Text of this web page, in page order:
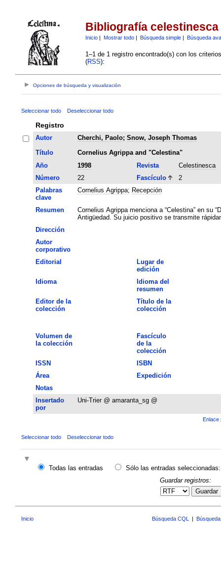
Bibliografía celestinesca
Inicio| Mostrar todo| Búsqueda simple| Búsqueda
1–1 de 1 registro encontrado(s) con los
(RSS):
Opciones de búsqueda y visualización
Seleccionar todo Deseleccionar todo
Registro
Autor Cherchi, Paolo; Snow, Joseph Thomas
Título
Cornelius Agrippa and "Celestina"
Año
1998 Revista
Celestinesca
Número
22 Fascículo
2
Palabras
clave
Cornelius Agrippa; Recepción
Resumen
Cornelius Agrippa menciona a “Celestina” en su
Antigüedad. Su juicio positivo se transmite
Dirección
Autor
corporativo
Editorial
Lugar de
edición
Idioma
Idioma del
resumen
Editor de la
colección
Título de la
colección
Volumen de
la colección
Fascículo
de la
colección
ISSN
ISBN
Área
Expedición
Notas
Insertado
por
Uni-Trier @ amaranta_sg @
Enlace
Seleccionar todo Deseleccionar todo
Todas las entradas
Sólo las entradas seleccionadas:
Guardar registros:
Guardar
Inicio Búsqueda CQL